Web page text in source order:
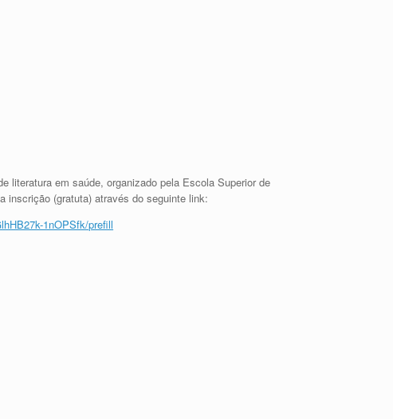
literatura em saúde, organizado pela Escola Superior de
inscrição (gratuta) através do seguinte link:
1nOPSfk/prefill